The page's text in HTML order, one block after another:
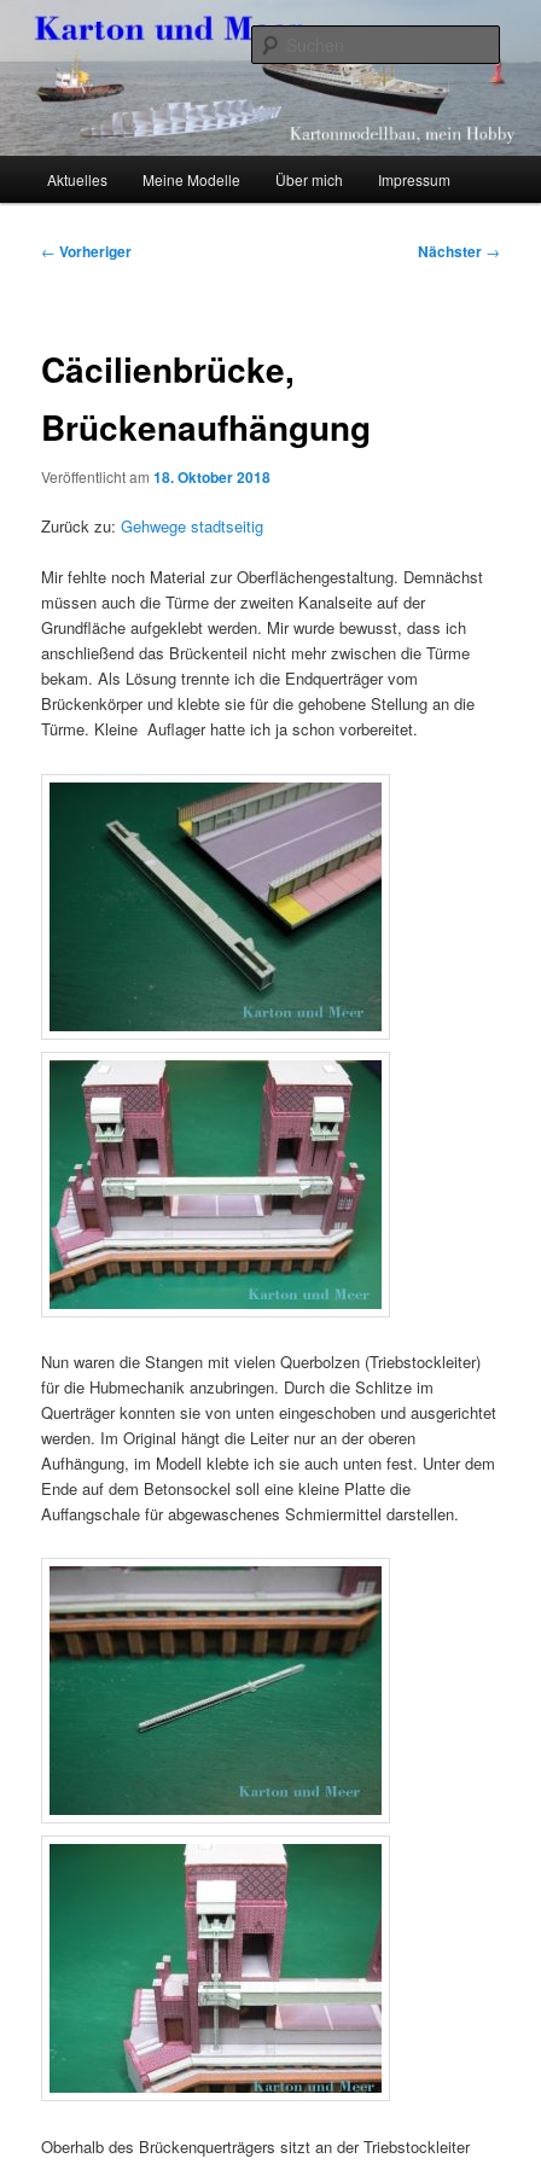
primären
Inhalt
springenKarton und Meer
Kartonmodellbau, mein Hobby
Aktuelles Meine Modelle Über mich Impressum
Beitragsnavigation
← Vorheriger Nächster →
Cäcilienbrücke,
Brückenaufhängung
Veröffentlicht am18. Oktober 2018
Zurück zu:Gehwege stadtseitig
Mir fehlte noch Material zur Oberflächengestaltung. Demnächst
müssen auch die Türme der zweiten Kanalseite auf der
Grundfläche aufgeklebt werden. Mir wurde bewusst, dass ich
anschließend das Brückenteil nicht mehr zwischen die Türme
bekam. Als Lösung trennte ich die Endquerträger vom
Brückenkörper und klebte sie für die gehobene Stellung an die
Türme. Kleine Auflager hatte ich ja schon vorbereitet.
Nun waren die Stangen mit vielen Querbolzen (Triebstockleiter)
für die Hubmechanik anzubringen. Durch die Schlitze im
Querträger konnten sie von unten eingeschoben und ausgerichtet
werden. Im Original hängt die Leiter nur an der oberen
Aufhängung, im Modell klebte ich sie auch unten fest. Unter dem
Ende auf dem Betonsockel soll eine kleine Platte die
Auffangschale für abgewaschenes Schmiermittel darstellen.
Oberhalb des Brückenquerträgers sitzt an der Triebstockleiter